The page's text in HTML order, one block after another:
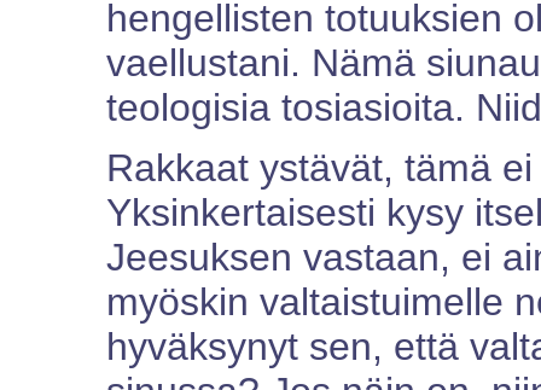
hengellisten totuuksien
vaellustani. Nämä
teologisia tosiasioita.
Rakkaat ystävät, tämä
Yksinkertaisesti kysy
Jeesuksen vastaan, ei
myöskin valtaistuimelle
hyväksynyt sen, että